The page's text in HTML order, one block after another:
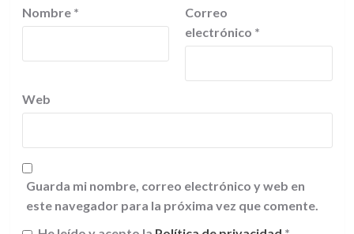
Nombre *
Correo
electrónico *
Web
Guarda mi nombre, correo electrónico y web en
este navegador para la próxima vez que comente.